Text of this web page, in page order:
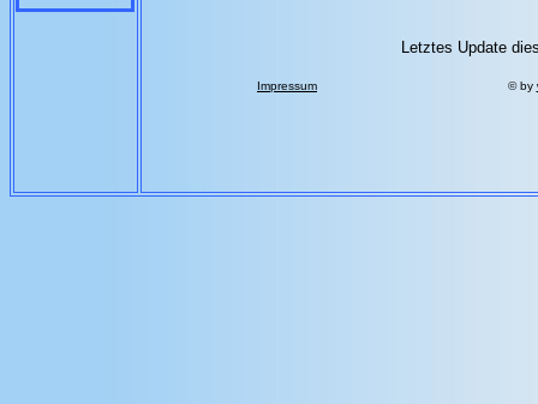
Letztes Update
Impressum © by